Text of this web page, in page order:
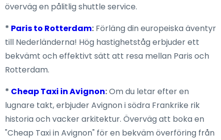
överväg en pålitlig shuttle service.
* Paris to Rotterdam: Förläng din europeiska äventyr
till Nederländerna! Hög hastighetståg erbjuder ett
bekvämt och effektivt sätt att resa mellan Paris och
Rotterdam.
* Cheap Taxi in Avignon:Om du letar efter en
lugnare takt, erbjuder Avignon i södra Frankrike rik
historia och vacker arkitektur. Överväg att boka en
"Cheap Taxi in Avignon" för en bekväm överföring från